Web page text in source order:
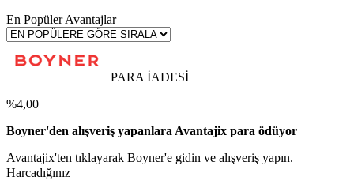
En Popüler Avantajlar
PARA İADESİ
%4,00
Boyner'den alışveriş yapanlara Avantajix para ödüyor
Avantajix'ten tıklayarak Boyner'e gidin ve alışveriş yapın.
Harcadığınız